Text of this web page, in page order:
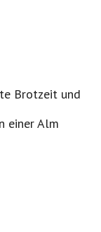
Brotzeit und
einer Alm